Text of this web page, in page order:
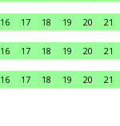
16 17 18 19 20 21
16 17 18 19 20 21
16 17 18 19 20 21